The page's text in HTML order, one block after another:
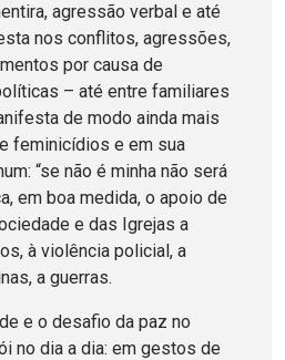
agressão verbal e até
nos conflitos, agressões,
por causa de
– até entre familiares
de modo ainda mais
feminicídios e em sua
“se não é minha não será
em boa medida, o apoio de
e das Igrejas a
à violência policial, a
a guerras.
o desafio da paz no
no dia a dia: em gestos de